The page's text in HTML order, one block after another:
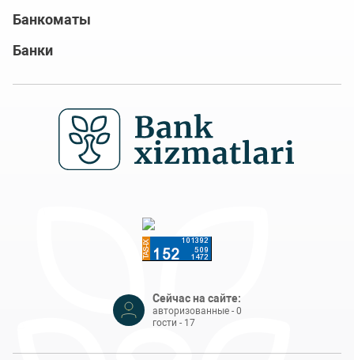
Банкоматы
Банки
Сейчас на сайте:
авторизованные - 0
гости - 17